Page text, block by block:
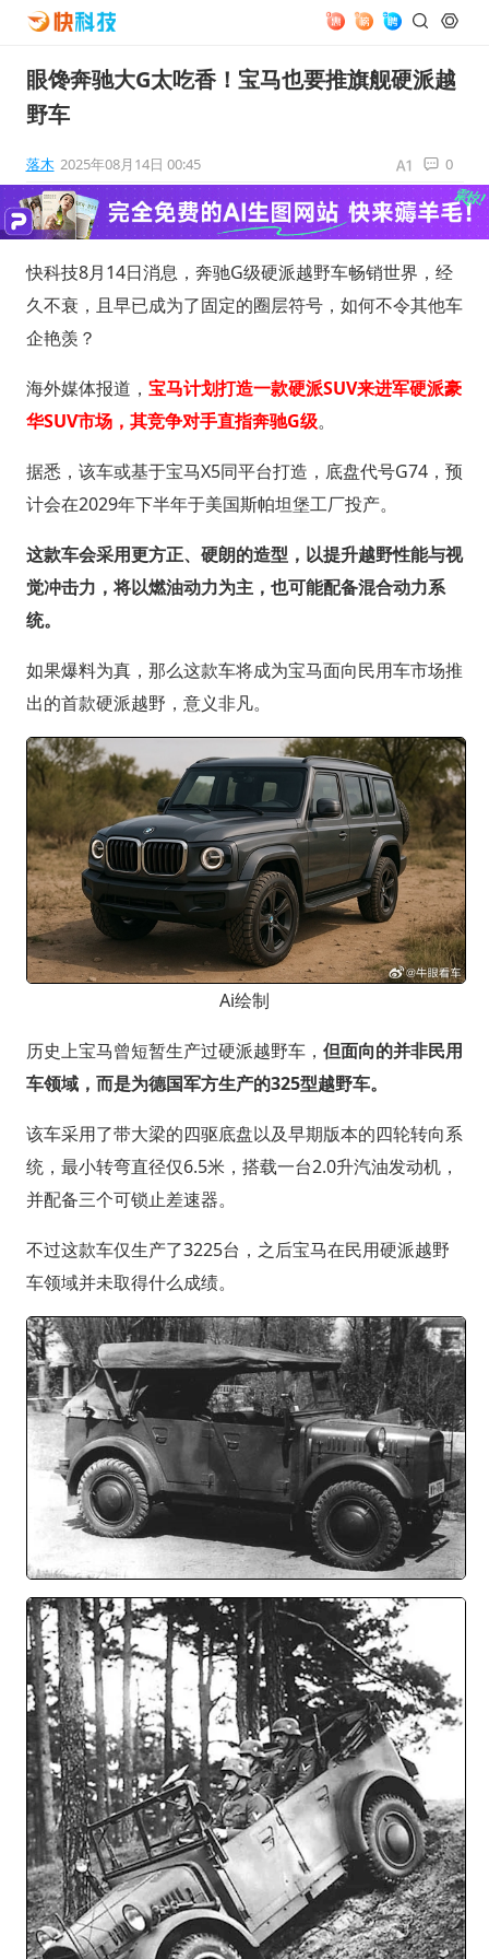
眼馋奔驰大G太吃香！宝马也要推旗舰硬派越
野车
落木 2025年08月14日 00:45 0
快科技8月14日消息，奔驰G级硬派越野车畅销世界，经
久不衰，且早已成为了固定的圈层符号，如何不令其他车
企艳羡？
海外媒体报道， 宝马计划打造一款硬派SUV来进军硬派豪
华SUV市场，其竞争对手直指奔驰G级。
据悉，该车或基于宝马X5同平台打造，底盘代号G74，预
计会在2029年下半年于美国斯帕坦堡工厂投产。
这款车会采用更方正、硬朗的造型，以提升越野性能与视
觉冲击力，将以燃油动力为主，也可能配备混合动力系
统。
如果爆料为真，那么这款车将成为宝马面向民用车市场推
出的首款硬派越野，意义非凡。
Ai绘制
历史上宝马曾短暂生产过硬派越野车， 但面向的并非民用
车领域，而是为德国军方生产的325型越野车。
该车采用了带大梁的四驱底盘以及早期版本的四轮转向系
统，最小转弯直径仅6.5米，搭载一台2.0升汽油发动机，
并配备三个可锁止差速器。
不过这款车仅生产了3225台，之后宝马在民用硬派越野
车领域并未取得什么成绩。